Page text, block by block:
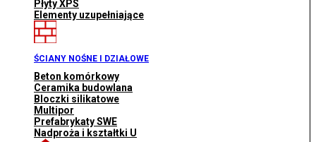
Płyty XPS
Elementy uzupełniające
ŚCIANY NOŚNE I DZIAŁOWE
Beton komórkowy
Ceramika budowlana
Bloczki silikatowe
Multipor
Prefabrykaty SWE
Nadproża i kształtki U